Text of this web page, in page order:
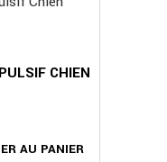
AU PANIER
CHIEN